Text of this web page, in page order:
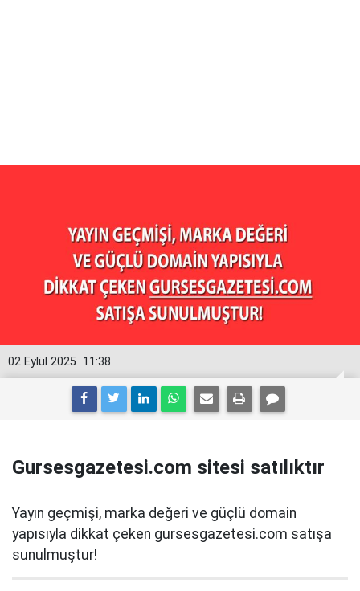
11:38
02 Eylül 2025
Gursesgazetesi.com sitesi satılıktır
Yayın geçmişi, marka değeri ve güçlü domain
yapısıyla dikkat çeken gursesgazetesi.com satışa
sunulmuştur!